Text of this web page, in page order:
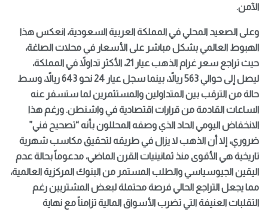
الآمن.
وعلى الصعيد المحلي في المملكة العربية السعودية، انعكس هذا
الهبوط العالمي بشكل مباشر على الأسعار في محلات الصاغة،
حيث تراجع سعر غرام الذهب عيار 21، الأكثر تداولاً في المملكة،
ليصل إلى حوالي 563 ريالاً، بينما سجل عيار 24 نحو 643 ريالاً، وسط
حالة من الترقب بين المتداولين والمستثمرين لما ستسفر عنه
الساعات القادمة من قرارات اقتصادية في واشنطن. ورغم هذا
الانخفاض اليومي الحاد الذي وصفه المحللون بأنه “تصحيح فني”
ضروري، إلا أن الذهب لا يزال في طريقه لتحقيق مكاسب شهرية
تاريخية هي الأقوى منذ ثمانينيات القرن الماضي، مدعوماً بحالة عدم
اليقين الجيوسياسي والطلب المستمر من البنوك المركزية العالمية،
مما يجعل التراجع الحالي فرصة محتملة لبعض المشتريين رغم
التقلبات العنيفة التي تضرب الأسواق المالية تزامناً مع نهاية